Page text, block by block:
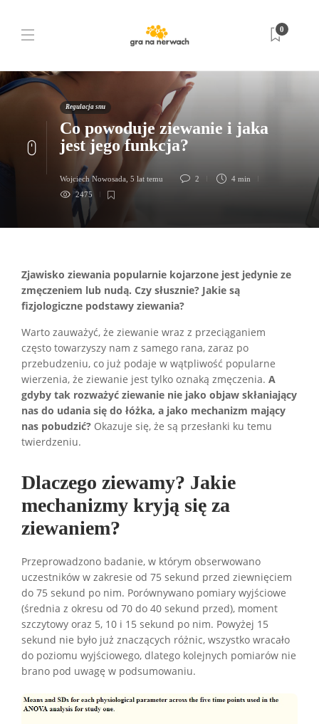
0
Regulacja snu
Co powoduje ziewanie i jaka
jest jego funkcja?
Wojciech Nowosada 5 lat temu 2
4 min
2475
Zjawisko ziewania popularnie kojarzone jest jedynie ze
zmęczeniem lub nudą. Czy słusznie? Jakie są
fizjologiczne podstawy ziewania?
Warto zauważyć, że ziewanie wraz z przeciąganiem
często towarzyszy nam z samego rana, zaraz po
przebudzeniu, co już podaje w wątpliwość popularne
wierzenia, że ziewanie jest tylko oznaką zmęczenia. A
gdyby tak rozważyć ziewanie nie jako objaw skłaniający
nas do udania się do łóżka, a jako mechanizm mający
nas pobudzić? Okazuje się, że są przesłanki ku temu
twierdzeniu.
Dlaczego ziewamy? Jakie
mechanizmy kryją się za
ziewaniem?
Przeprowadzono badanie, w którym obserwowano
uczestników w zakresie od 75 sekund przed ziewnięciem
do 75 sekund po nim. Porównywano pomiary wyjściowe
(średnia z okresu od 70 do 40 sekund przed), moment
szczytowy oraz 5, 10 i 15 sekund po nim. Powyżej 15
sekund nie było już znaczących różnic, wszystko wracało
do poziomu wyjściowego, dlatego kolejnych pomiarów nie
brano pod uwagę w podsumowaniu.